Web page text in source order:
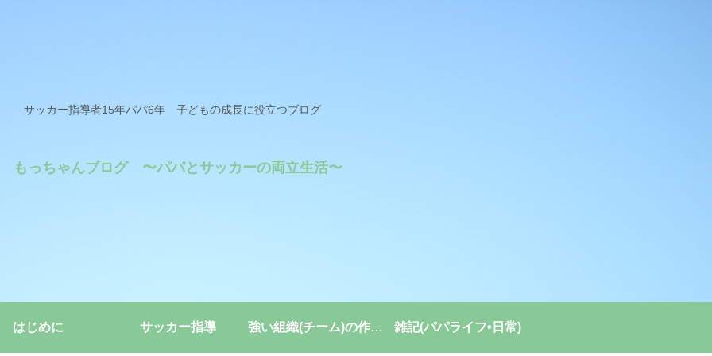
サッカー指導者15年パパ6年 子どもの成長に役立つブログ
もっちゃんブログ 〜パパとサッカーの両立生活〜
はじめに サッカー指導 強い組織(チーム)の作り方 雑記(パパライフ•日常)